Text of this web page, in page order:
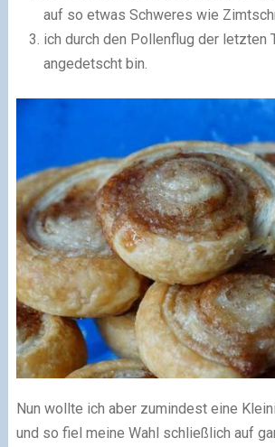
auf so etwas Schweres wie
ich durch den Pollenflug der letzten
angedetscht bin.
Nun wollte ich aber zumindest eine
und so fiel meine Wahl schließlich auf